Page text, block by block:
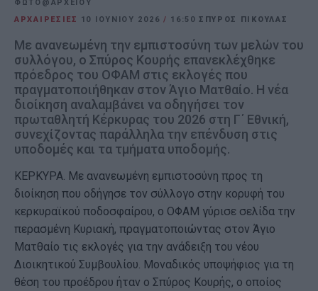
ΦΩΤΟ@ΑΡΧΕΙΟΥ
ΑΡΧΑΙΡΕΣΙΕΣ
10 ΙΟΥΝΊΟΥ 2026 / 16:50 ΣΠΥΡΟΣ ΠΙΚΟΥΛΑΣ
Με ανανεωμένη την εμπιστοσύνη των μελών του
συλλόγου, ο Σπύρος Κουρής επανεκλέχθηκε
πρόεδρος του ΟΦΑΜ στις εκλογές που
πραγματοποιήθηκαν στον Άγιο Ματθαίο. Η νέα
διοίκηση αναλαμβάνει να οδηγήσει τον
πρωταθλητή Κέρκυρας του 2026 στη Γ΄ Εθνική,
συνεχίζοντας παράλληλα την επένδυση στις
υποδομές και τα τμήματα υποδομής.
ΚΕΡΚΥΡΑ. Με ανανεωμένη εμπιστοσύνη προς τη
διοίκηση που οδήγησε τον σύλλογο στην κορυφή του
κερκυραϊκού ποδοσφαίρου, ο ΟΦΑΜ γύρισε σελίδα την
περασμένη Κυριακή, πραγματοποιώντας στον Άγιο
Ματθαίο τις εκλογές για την ανάδειξη του νέου
Διοικητικού Συμβουλίου. Μοναδικός υποψήφιος για τη
θέση του προέδρου ήταν ο Σπύρος Κουρής, ο οποίος